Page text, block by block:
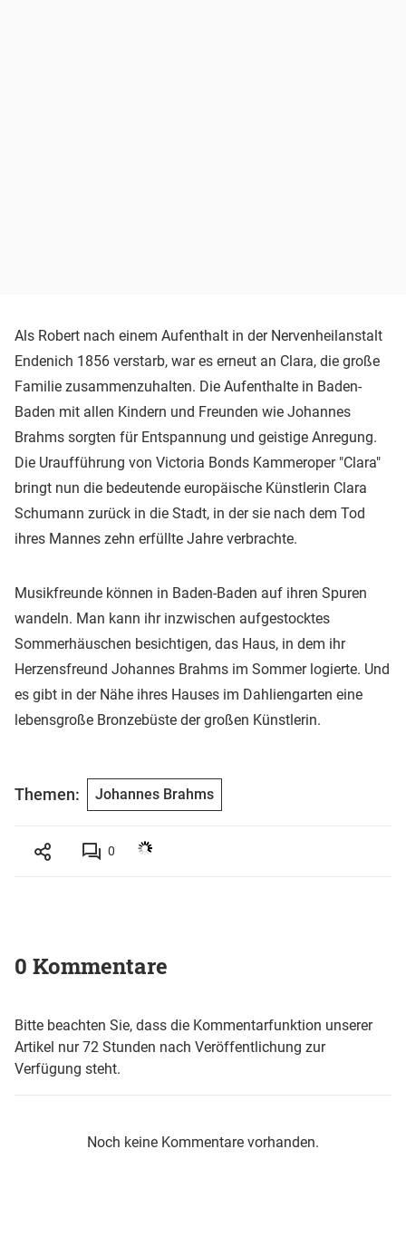
Als Robert nach einem Aufenthalt in der Nervenheilanstalt
Endenich 1856 verstarb, war es erneut an Clara, die große
Familie zusammenzuhalten. Die Aufenthalte in Baden-
Baden mit allen Kindern und Freunden wie Johannes
Brahms sorgten für Entspannung und geistige Anregung.
Die Uraufführung von Victoria Bonds Kammeroper "Clara"
bringt nun die bedeutende europäische Künstlerin Clara
Schumann zurück in die Stadt, in der sie nach dem Tod
ihres Mannes zehn erfüllte Jahre verbrachte.
Musikfreunde können in Baden-Baden auf ihren Spuren
wandeln. Man kann ihr inzwischen aufgestocktes
Sommerhäuschen besichtigen, das Haus, in dem ihr
Herzensfreund Johannes Brahms im Sommer logierte. Und
es gibt in der Nähe ihres Hauses im Dahliengarten eine
lebensgroße Bronzebüste der großen Künstlerin.
Themen: Johannes Brahms
0
0 Kommentare
Bitte beachten Sie, dass die Kommentarfunktion unserer
Artikel nur 72 Stunden nach Veröffentlichung zur
Verfügung steht.
Noch keine Kommentare vorhanden.